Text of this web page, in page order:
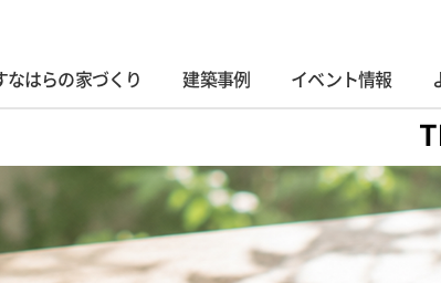
なはらの家づくり 建築事例 イベント情報